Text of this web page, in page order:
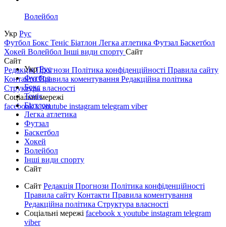
Волейбол
Укр Рус
Футбол Бокс Теніс Біатлон Легка атлетика Футзал Баскетбол
Хокей Волейбол Інші види спорту Сайт
Сайт
РедакціяПрогнози Політика конфіденційності Правила сайту
КонтактиПравила коментування Редакційна політика
Структура власності
Соціальні мережі
facebookxyoutube instagram telegram viber
УкрРус
Футбол
Бокс
Теніс
Біатлон
Легка атлетика
Футзал
Баскетбол
Хокей
Волейбол
Інші види спорту
Сайт
Сайт Редакція Прогнози Політика конфіденційності
Правила сайту Контакти Правила коментування
Редакційна політика Структура власності
Соціальні мережі facebook x youtube instagram telegram
viber